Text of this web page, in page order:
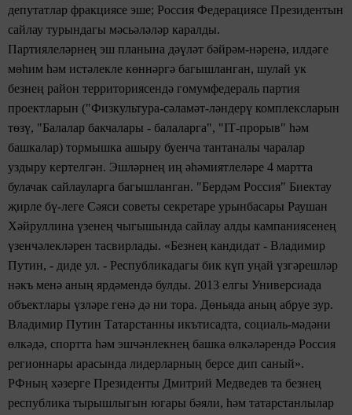
депутатлар фракциясе эше; Россия Федерациясе Президентын
сайлау турындагы мәсьәләләр каралды.
Партиялеләрнең эш планына дәүләт бәйрәм-нәренә, илдәге
мөһим һәм истәлекле көннәргә багышланган, шулай ук
безнең район территориясендә гомумфедераль партия
проектларын ("Физкультура-сәламәт-ләндерү комплексларын
төзү, "Балалар бакчалары - балаларга", "IТ-прорыв" һәм
башкалар) тормышка ашыру буенча тантаналы чаралар
уздыру кертелгән. Эшләрнең иң әһәмиятлеләре 4 мартта
булачак сайлауларга багышланган. "Бердәм Россия" Биектау
җирле бү-леге Сәяси советы секретаре урынбасары Раушан
Хәйруллина үзенең чыгышында сайлау алды кампаниясенең
үзенчәлекләрен тасвирлады. «Безнең кандидат - Владимир
Путин, - диде ул. - Республикадагы бик күп уңай үзгәрешләр
нәкъ менә аның ярдәмендә булды. 2013 елгы Универсиада
объектлары үзләре генә дә ни тора. Дөньяда аның абруе зур.
Владимир Путин Татарстанны икътисадта, социаль-мәдәни
өлкәдә, спортта һәм эшчәнлекнең башка өлкәләрендә Россия
регионнары арасында лидерларның берсе дип саный».
РФның хәзерге Президенты Дмитрий Медведев та безнең
республика тырышлыгын югары бәяли, һәм татарстанлылар